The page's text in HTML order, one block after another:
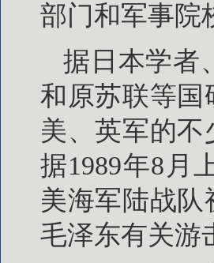
部门和军事院
据日本学者
和原苏联等国
美、英军的
据1989年8月
美海军陆战
毛泽东有关游